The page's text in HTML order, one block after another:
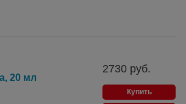
20 мл
2730 руб.
Купить